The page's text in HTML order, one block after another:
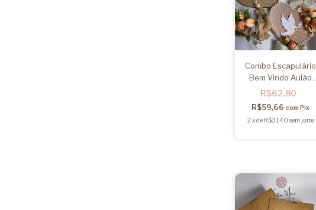
Combo Escapulário
Bem Vindo Aulão
07/08/25
R$62,80
R$59,66 com Pix
2 xde R$31,40 sem juros